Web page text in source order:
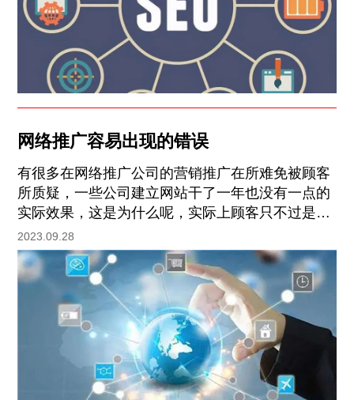
网络推广容易出现的错误
有很多在网络推广公司的营销推广在所难免被顾客
所质疑，一些公司建立网站干了一年也没有一点的
实际效果，这是为什么呢，实际上顾客只不过是买
来网络推广这一个服务项目罢了，网络推广公司沒
有担负网络推广之后的责任，一个网站公司沒有做
了一切的网络推广的工作中，那麼沒有总流量沒有
访问量这实际上是十分的一切正常。
2023.09.28